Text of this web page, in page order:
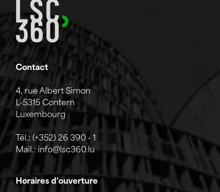
Contact
4, rue Albert Simon
L-5315 Contern
Luxembourg
Tél.: (+352) 26 390 - 1
Mail.: info@lsc360.lu
Horaires d’ouverture